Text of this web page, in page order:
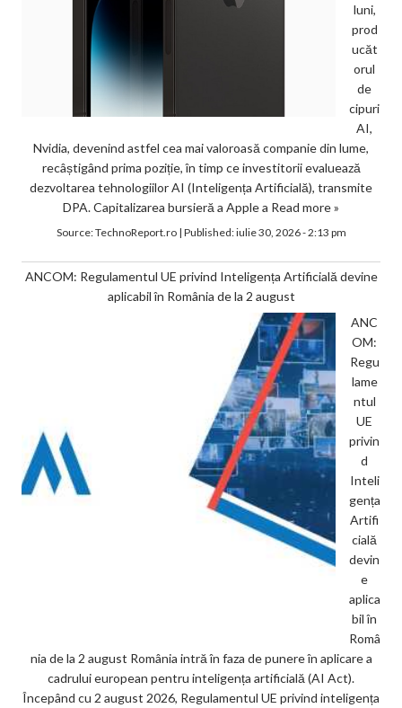
luni,
prod
ucăt
orul
de
cipuri
AI,
Nvidia, devenind astfel cea mai valoroasă companie din lume,
recâștigând prima poziție, în timp ce investitorii evaluează
dezvoltarea tehnologiilor AI (Inteligența Artificială), transmite
DPA. Capitalizarea bursieră a Apple a Read more »
Source:TechnoReport.ro| Published:iulie 30, 2026 - 2:13 pm
ANCOM: Regulamentul UE privind Inteligența Artificială devine
aplicabil în România de la 2 august
ANC
OM:
Regu
lame
ntul
UE
privin
d
Inteli
gența
Artifi
cială
devin
e
aplica
bil în
Româ
nia de la 2 august România intră în faza de punere în aplicare a
cadrului european pentru inteligența artificială (AI Act).
Începând cu 2 august 2026, Regulamentul UE privind inteligența